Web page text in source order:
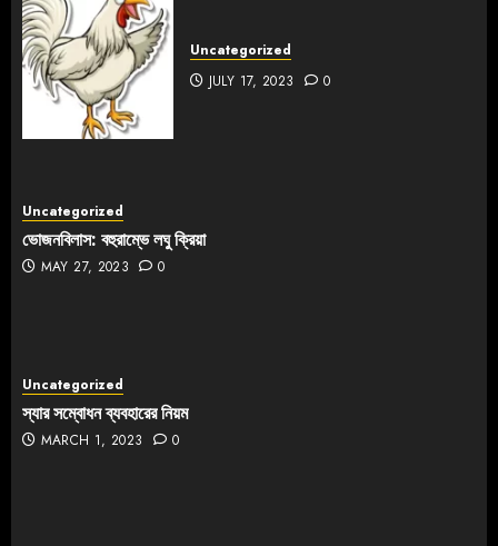
Uncategorized
JULY 17, 2023
0
Uncategorized
ভোজনবিলাস: বহুরাম্ভে লঘু ক্রিয়া
MAY 27, 2023 0
Uncategorized
স্যার সম্বোধন ব্যবহারের নিয়ম
MARCH 1, 2023 0